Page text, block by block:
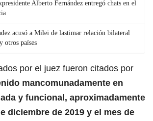
Alberto Fernández entregó chats en el
acusó a Milei de lastimar relación bilateral
otros países
por el juez fueron citados por
mancomunadamente en
y funcional, aproximadamente
diciembre de 2019 y el mes de